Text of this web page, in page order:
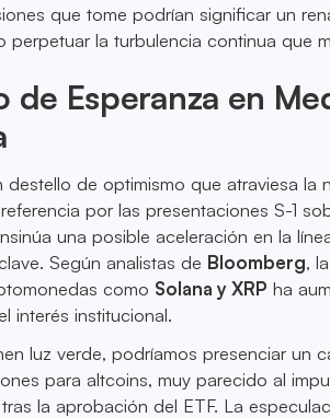
que tome podrían significar un
perpetuar la turbulencia continua que
de Esperanza en
destello de optimismo que atraviesa la
por las presentaciones S-1
una posible aceleración en la
Según analistas de Bloomberg,
como Solana y XRP ha
interés institucional.
luz verde, podríamos presenciar un
para altcoins, muy parecido al
la aprobación del ETF. La